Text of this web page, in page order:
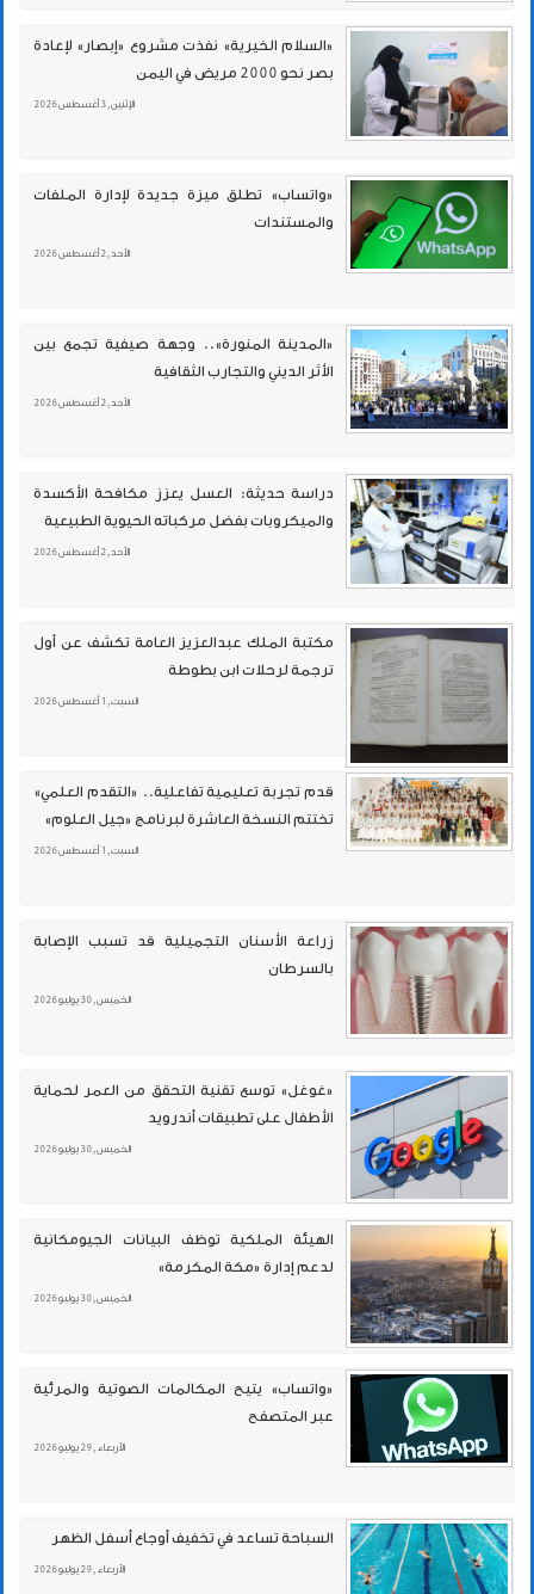
«السلام الخيرية» نفذت مشروع «إبصار» لإعادة
بصر نحو 2000 مريض في اليمن
الإثنين , 3 أغسطس 2026
«واتساب» تطلق ميزة جديدة لإدارة الملفات
والمستندات
الأحد , 2 أغسطس 2026
«المدينة المنورة».. وجهة صيفية تجمع بين
الأثر الديني والتجارب الثقافية
الأحد , 2 أغسطس 2026
دراسة حديثة: العسل يعزز مكافحة الأكسدة
والميكروبات بفضل مركباته الحيوية الطبيعية
الأحد , 2 أغسطس 2026
مكتبة الملك عبدالعزيز العامة تكشف عن أول
ترجمة لرحلات ابن بطوطة
السبت , 1 أغسطس 2026
قدم تجربة تعليمية تفاعلية.. «التقدم العلمي»
تختتم النسخة العاشرة لبرنامج «جيل العلوم»
السبت , 1 أغسطس 2026
زراعة الأسنان التجميلية قد تسبب الإصابة
بالسرطان
الخميس , 30 يوليو 2026
«غوغل» توسع تقنية التحقق من العمر لحماية
الأطفال على تطبيقات أندرويد
الخميس , 30 يوليو 2026
الهيئة الملكية توظف البيانات الجيومكانية
لدعم إدارة «مكة المكرمة»
الخميس , 30 يوليو 2026
«واتساب» يتيح المكالمات الصوتية والمرئية
عبر المتصفح
الأربعاء , 29 يوليو 2026
السباحة تساعد في تخفيف أوجاع أسفل الظهر
الأربعاء , 29 يوليو 2026